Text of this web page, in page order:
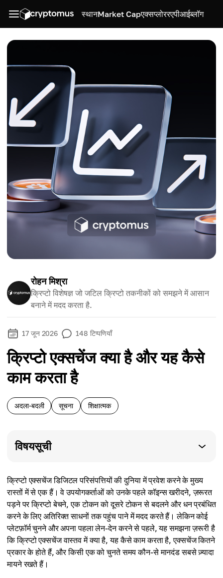
स्थानMarket Capएक्सप्लोररएपीआईब्लॉग
रोहन मिश्रा
क्रिप्टो विशेषज्ञ जो जटिल क्रिप्टो तकनीकों को समझने में आसान
बनाने में मदद करता है.
17 जून 2026 148 टिप्पणियाँ
क्रिप्टो एक्सचेंज क्या है और यह कैसे
काम करता है
अदला-बदली सूचना शिक्षात्मक
विषयसूची
क्रिप्टो एक्सचेंज डिजिटल परिसंपत्तियों की दुनिया में प्रवेश करने के मुख्य
रास्तों में से एक हैं। वे उपयोगकर्ताओं को उनके पहले कॉइन्स खरीदने, ज़रूरत
पड़ने पर क्रिप्टो बेचने, एक टोकन को दूसरे टोकन से बदलने और धन प्रबंधित
करने के लिए अतिरिक्त साधनों तक पहुंच पाने में मदद करते हैं। लेकिन कोई
प्लेटफ़ॉर्म चुनने और अपना पहला लेन-देन करने से पहले, यह समझना ज़रूरी है
कि क्रिप्टो एक्सचेंज वास्तव में क्या है, यह कैसे काम करता है, एक्सचेंज कितने
प्रकार के होते हैं, और किसी एक को चुनते समय कौन-से मानदंड सबसे ज़्यादा
मायने रखते हैं।